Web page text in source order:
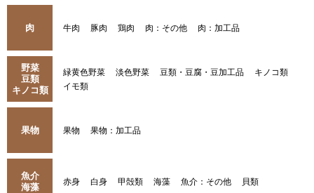
肉 牛肉 豚肉 鶏肉 肉：その他 肉：加工品
野菜
豆類
キノコ類
緑黄色野菜 淡色野菜 豆類・豆腐・豆加工品
キノコ類
イモ類
果物 果物 果物：加工品
魚介
海藻
赤身 白身 甲殻類 海藻 魚介：その他 貝類